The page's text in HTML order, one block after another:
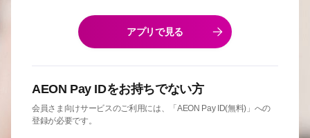
アプリで見る
AEON Pay IDをお持ちでない方
会員さま向けサービスのご利用には、「AEON Pay ID(無料)」への
登録が必要です。